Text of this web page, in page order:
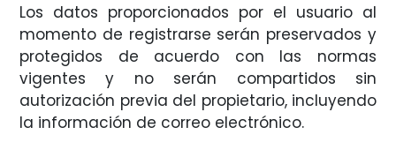
Los datos proporcionados por el usuario al
momento de registrarse serán preservados y
protegidos de acuerdo con las normas
vigentes y no serán compartidos sin
autorización previa del propietario, incluyendo
la información de correo electrónico.